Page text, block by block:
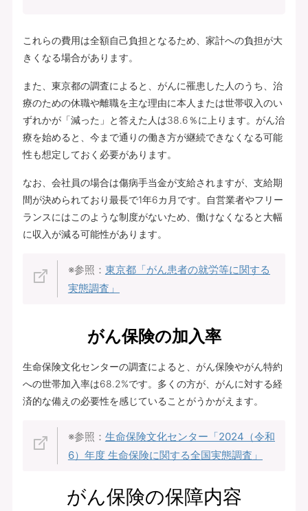
これらの費用は全額自己負担となるため、家計への負担が大
きくなる場合があります。
また、東京都の調査によると、がんに罹患した人のうち、治
療のための休職や離職を主な理由に本人または世帯収入のい
ずれかが「減った」と答えた人は38.6％に上ります。がん治
療を始めると、今まで通りの働き方が継続できなくなる可能
性も想定しておく必要があります。
なお、会社員の場合は傷病手当金が支給されますが、支給期
間が決められており最長で1年6カ月です。自営業者やフリー
ランスにはこのような制度がないため、働けなくなると大幅
に収入が減る可能性があります。
※参照： 東京都「がん患者の就労等に関する
実態調査」
がん保険の加入率
生命保険文化センターの調査によると、がん保険やがん特約
への世帯加入率は68.2%です。多くの方が、がんに対する経
済的な備えの必要性を感じていることがうかがえます。
※参照： 生命保険文化センター「2024（令和
6）年度 生命保険に関する全国実態調査」
がん保険の保障内容